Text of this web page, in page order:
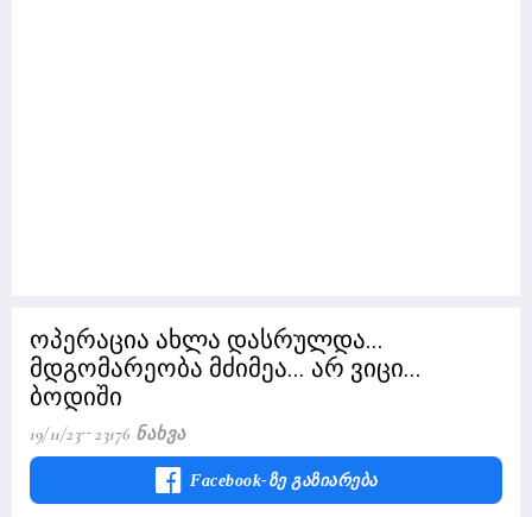
ოპერაცია ახლა დასრულდა...
მდგომარეობა მძიმეა... არ ვიცი...
ბოდიში
19/11/23 23176 Ნახვა
Facebook-Ზე Გაზიარება